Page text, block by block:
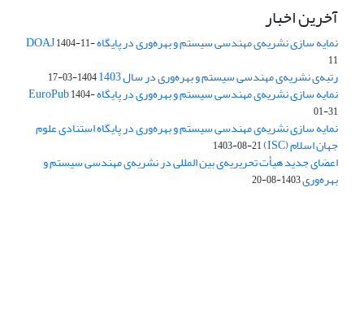
آخرین اخبار
نمایه سازی نشریه‌ی مهندسی سیستم و بهره‌وری در پایگاه DOAJ1404-11-
11
رتبه‌ی نشریه‌ی مهندسی سیستم و بهره‌وری در سال 1403 1404-03-17
نمایه سازی نشریه‌ی مهندسی سیستم و بهره‌وری در پایگاه EuroPub1404-
01-31
نمایه سازی نشریه‌ی مهندسی سیستم و بهره‌وری در پایگاه استنادی علوم
جهان اسلام (ISC) 1403-08-21
اعضای جدید هیأت تحریریه‌ی بین المللی در نشریه‌ی مهندسی سیستم و
بهره‌وری1403-08-20